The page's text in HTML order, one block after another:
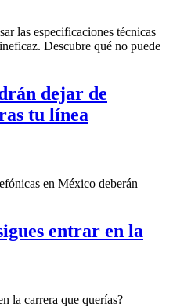
las especificaciones técnicas
Descubre qué no puede
dejar de
tu línea
en México deberán
entrar en la
la carrera que querías?